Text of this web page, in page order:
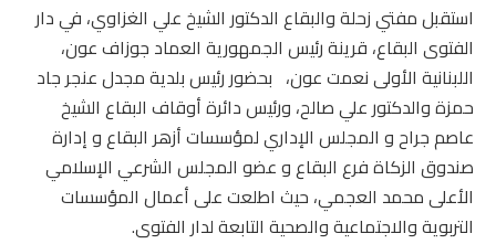
استقبل مفتي زحلة والبقاع الدكتور الشيخ علي الغزاوي، في دار
الفتوى البقاع، قرينة رئيس الجمهورية العماد جوزاف عون،
اللبنانية الأولى نعمت عون، بحضور رئيس بلدية مجدل عنجر جاد
حمزة والدكتور علي صالح، ورئيس دائرة أوقاف البقاع الشيخ
عاصم جراح و المجلس الإداري لمؤسسات أزهر البقاع و إدارة
صندوق الزكاة فرع البقاع و عضو المجلس الشرعي الإسلامي
الأعلى محمد العجمي، حيث اطلعت على أعمال المؤسسات
التربوية والاجتماعية والصحية التابعة لدار الفتوى.